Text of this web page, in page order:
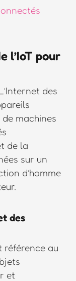
l’IoT pour
des
machines
de la
sur un
d’homme
des
référence au
et